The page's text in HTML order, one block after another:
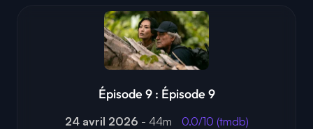
Épisode 9 : Épisode 9
24 avril 2026 - 44m 0.0/10 (tmdb)